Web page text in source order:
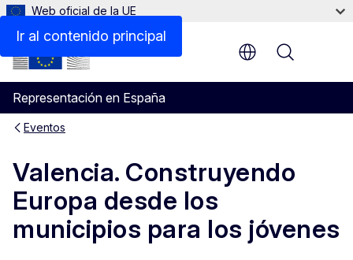
Ir al contenido principal
Web oficial de la UE
Representación en España
Menu
Eventos
Valencia. Construyendo
Europa desde los
municipios para los jóvenes